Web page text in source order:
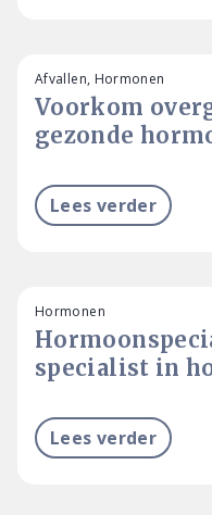
Voorkom
gezonde
Afvallen, Hormonen
Lees verder
specialist in
Hormonen
Lees verder